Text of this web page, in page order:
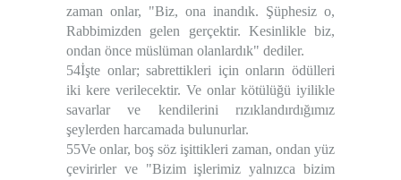
zaman onlar, "Biz, ona inandık. Şüphesiz o,
Rabbimizden gelen gerçektir. Kesinlikle biz,
ondan önce müslüman olanlardık" dediler.
54İşte onlar; sabrettikleri için onların ödülleri
iki kere verilecektir. Ve onlar kötülüğü iyilikle
savarlar ve kendilerini rızıklandırdığımız
şeylerden harcamada bulunurlar.
55Ve onlar, boş söz işittikleri zaman, ondan yüz
çevirirler ve "Bizim işlerimiz yalnızca bizim